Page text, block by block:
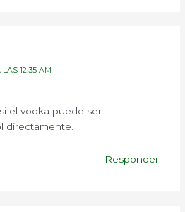
12:35 AM
el vodka puede ser
directamente.
Responder